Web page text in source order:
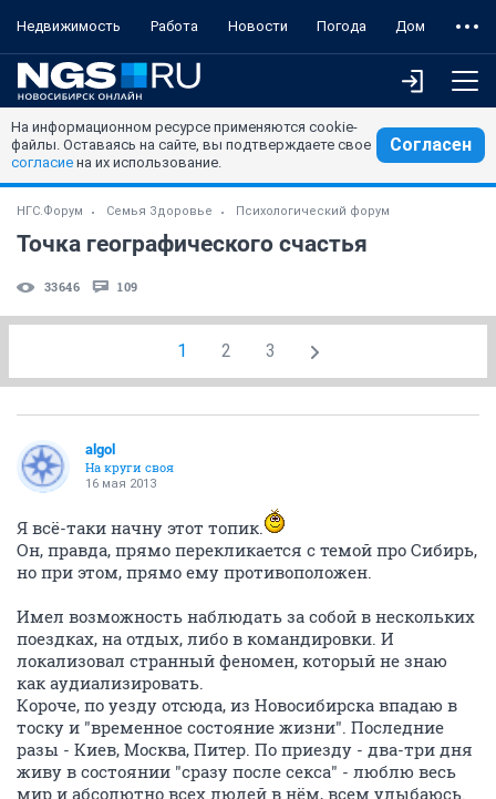
Недвижимость Работа Новости Погода Дом
На информационном ресурсе применяются cookie-
файлы. Оставаясь на сайте, вы подтверждаете свое
согласие на их использование.
Согласен
НГС.Форум Семья Здоровье Психологический форум
Точка географического счастья
33646 109
1 2 3
algol
На круги своя
16 мая 2013
Я всё-таки начну этот топик.
Он, правда, прямо перекликается с темой про Сибирь,
но при этом, прямо ему противоположен.
Имел возможность наблюдать за собой в нескольких
поездках, на отдых, либо в командировки. И
локализовал странный феномен, который не знаю
как аудиализировать.
Короче, по уезду отсюда, из Новосибирска впадаю в
тоску и "временное состояние жизни". Последние
разы - Киев, Москва, Питер. По приезду - два-три дня
живу в состоянии "сразу после секса" - люблю весь
мир и абсолютно всех людей в нём, всем улыбаюсь.